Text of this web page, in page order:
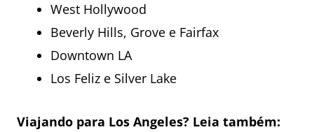
West Hollywood
Beverly Hills, Grove e Fairfax
Downtown LA
Los Feliz e Silver Lake
Viajando para Los Angeles? Leia também: